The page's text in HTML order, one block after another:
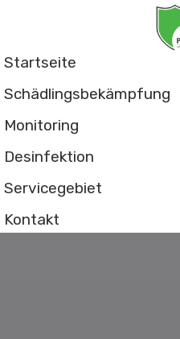
Startseite
Schädlingsbekämpfung
Monitoring
Desinfektion
Servicegebiet
Kontakt